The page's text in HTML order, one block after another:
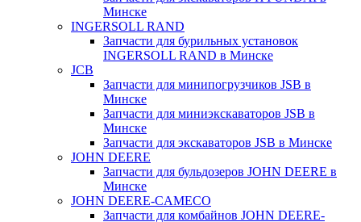
Минске
INGERSOLL RAND
Запчасти для бурильных установок
INGERSOLL RAND в Минске
JCB
Запчасти для минипогрузчиков JSB в
Минске
Запчасти для миниэкскаваторов JSB в
Минске
Запчасти для экскаваторов JSB в Минске
JOHN DEERE
Запчасти для бульдозеров JOHN DEERE в
Минске
JOHN DEERE-CAMECO
Запчасти для комбайнов JOHN DEERE-